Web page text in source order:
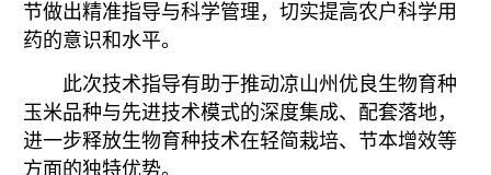
节做出精准指导与科学管理，切实提高农户科学用
药的意识和水平。
此次技术指导有助于推动凉山州优良生物育种
玉米品种与先进技术模式的深度集成、配套落地，
进一步释放生物育种技术在轻简栽培、节本增效等
方面的独特优势。